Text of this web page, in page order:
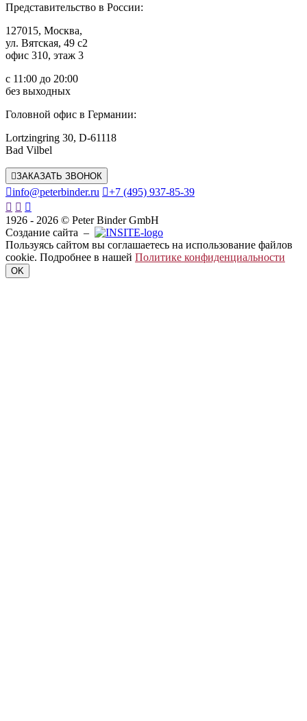
Представительство в России:
127015, Москва,
ул. Вятская, 49 с2
офис 310, этаж 3
c 11:00 до 20:00
без выходных
Головной офис в Германии:
Lortzingring 30, D-61118
Bad Vilbel
ЗАКАЗАТЬ ЗВОНОК
info@peterbinder.ru +7 (495) 937-85-39
  
1926 - 2026 © Peter Binder GmbH
Создание сайта –
Пользуясь сайтом вы соглашаетесь на использование файлов
cookie. Подробнее в нашей Политике конфиденциальности
OK